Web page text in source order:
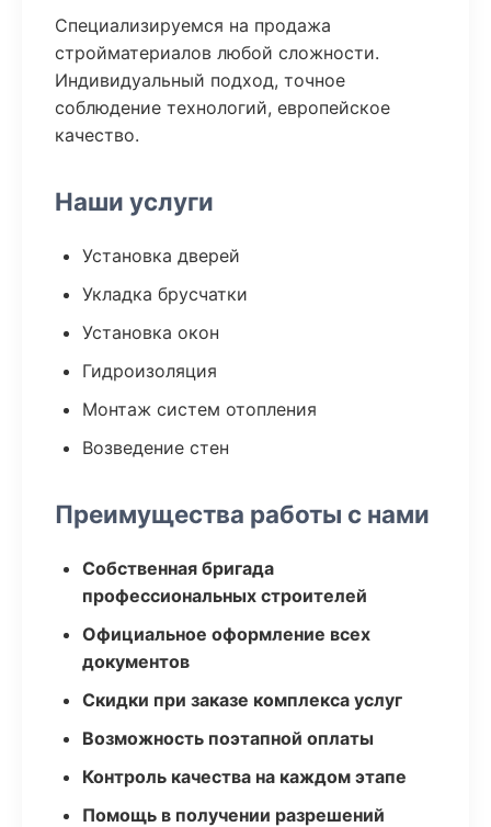
Специализируемся на продажа
стройматериалов любой сложности.
Индивидуальный подход, точное
соблюдение технологий, европейское
качество.
Наши услуги
Установка дверей
Укладка брусчатки
Установка окон
Гидроизоляция
Монтаж систем отопления
Возведение стен
Преимущества работы с нами
Собственная бригада
профессиональных строителей
Официальное оформление всех
документов
Скидки при заказе комплекса услуг
Возможность поэтапной оплаты
Контроль качества на каждом этапе
Помощь в получении разрешений